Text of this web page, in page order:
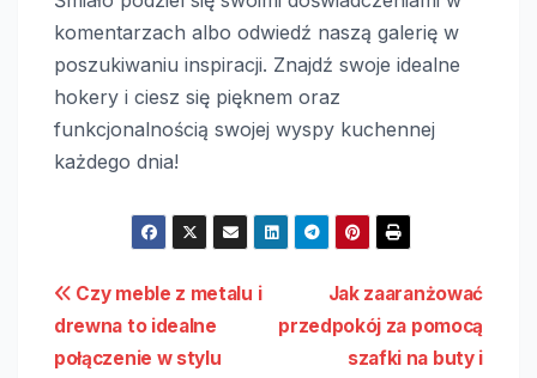
komentarzach albo odwiedź naszą galerię w
poszukiwaniu inspiracji. Znajdź swoje idealne
hokery i ciesz się pięknem oraz
funkcjonalnością swojej wyspy kuchennej
każdego dnia!
Nawigacja
wpisu
Jak zaaranżować
przedpokój za pomocą
szafki na buty i
Czy meble z metalu i
drewna to idealne
połączenie w stylu